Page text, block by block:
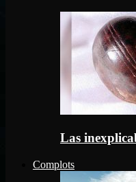
Las
Complots